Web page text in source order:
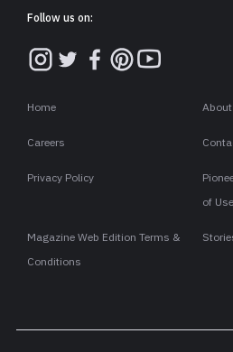
Follow us on:
Home
Careers
Privacy Policy
of Use
Magazine Web Edition Terms &
Conditions